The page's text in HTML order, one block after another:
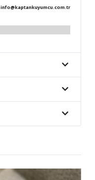
info@kaptankuyumcu.com.tr